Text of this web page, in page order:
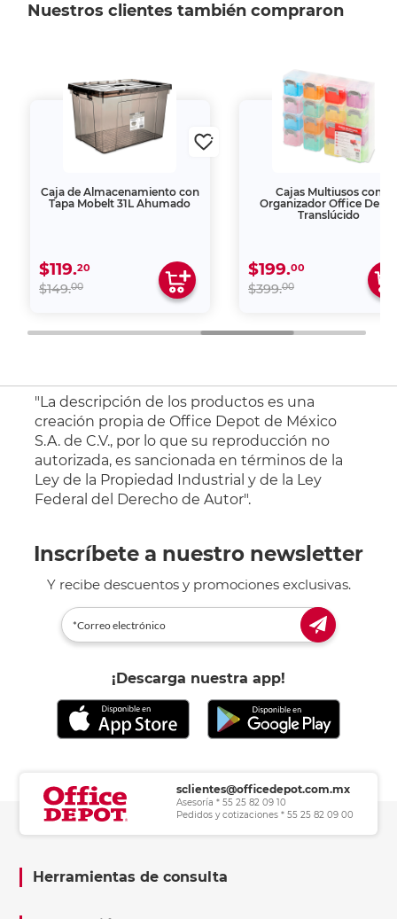
Nuestros clientes también compraron
Caja de Almacenamiento con
Tapa Mobelt 31L Ahumado
$119.20
$149.00
Cajas Multiusos con
Organizador Office
Translúcido
$199.00
$399.00
"La descripción de los productos es una
creación propia de Office Depot de México
S.A. de C.V., por lo que su reproducción no
autorizada, es sancionada en términos de la
Ley de la Propiedad Industrial y de la Ley
Federal del Derecho de Autor".
Inscríbete a nuestro newsletter
Y recibe descuentos y promociones exclusivas.
¡Descarga nuestra app!
sclientes@officedepot.com.mx
Asesoría * 55 25 82 09 10
Pedidos y cotizaciones * 55 25 82 09 00
Herramientas de consulta